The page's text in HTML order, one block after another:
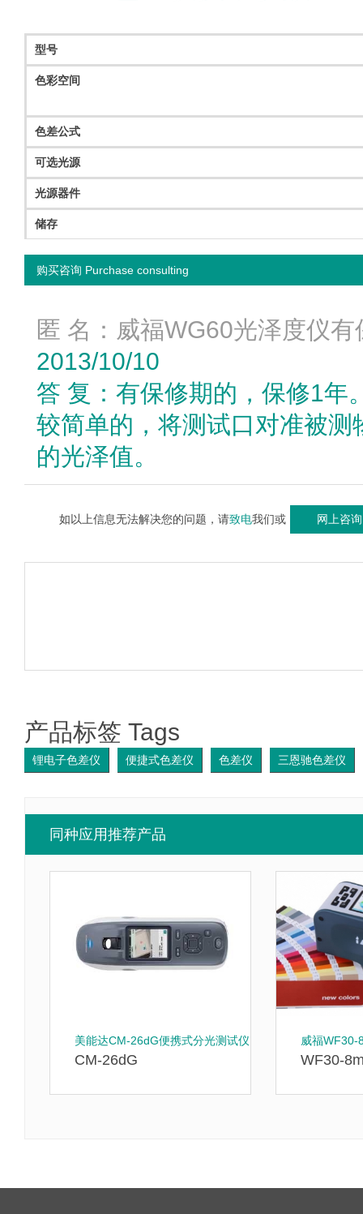
型号
色彩空间
色差公式
可选光源
光源器件
储存
购买咨询 Purchase consulting
匿 名：威福WG60光泽度仪
2013/10/10
答 复：有保修期的，保修1年
较简单的，将测试口对准被
的光泽值。
如以上信息无法解决您的问题，请致电我们或 网上咨询
产品标签 Tags
锂电子色差仪 便捷式色差仪 色差仪 三恩驰色差仪
同种应用推荐产品
美能达CM-26dG便携式分光测试仪
CM-26dG
威福WF30-
WF30-